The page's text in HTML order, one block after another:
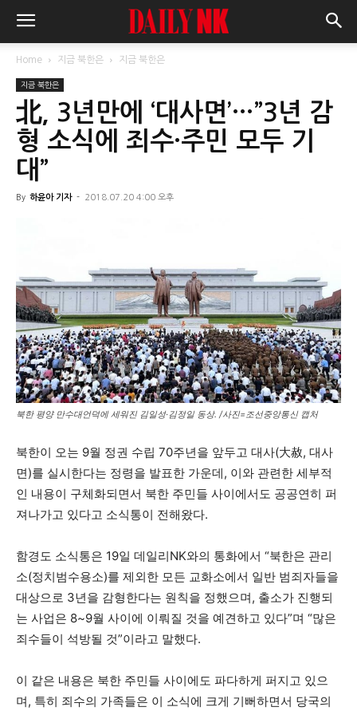
Home 지금 북한은 지금 북한은
지금 북한은
北, 3년만에 ‘대사면’…”3년 감
형 소식에 죄수·주민 모두 기
대”
By 하윤아 기자 - 2018.07.20 4:00 오후
북한 평양 만수대언덕에 세워진 김일성·김정일 동상. /사진=조선중앙통신 캡처
북한이 오는 9월 정권 수립 70주년을 앞두고 대사(大赦, 대사
면)를 실시한다는 정령을 발표한 가운데, 이와 관련한 세부적
인 내용이 구체화되면서 북한 주민들 사이에서도 공공연히 퍼
져나가고 있다고 소식통이 전해왔다.
함경도 소식통은 19일 데일리NK와의 통화에서 “북한은 관리
소(정치범수용소)를 제외한 모든 교화소에서 일반 범죄자들을
대상으로 3년을 감형한다는 원칙을 정했으며, 출소가 진행되
는 사업은 8~9월 사이에 이뤄질 것을 예견하고 있다”며 “많은
죄수들이 석방될 것”이라고 말했다.
이 같은 내용은 북한 주민들 사이에도 파다하게 퍼지고 있으
며, 특히 죄수의 가족들은 이 소식에 크게 기뻐하면서 당국의